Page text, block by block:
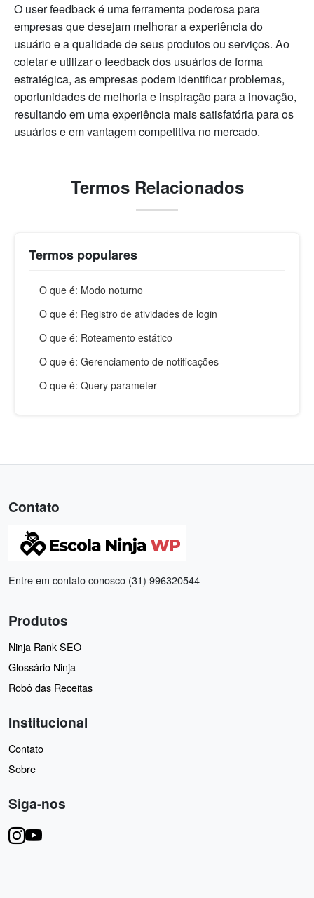
O user feedback é uma ferramenta poderosa para
empresas que desejam melhorar a experiência do
usuário e a qualidade de seus produtos ou serviços. Ao
coletar e utilizar o feedback dos usuários de forma
estratégica, as empresas podem identificar problemas,
oportunidades de melhoria e inspiração para a inovação,
resultando em uma experiência mais satisfatória para os
usuários e em vantagem competitiva no mercado.
Termos Relacionados
Termos populares
O que é: Modo noturno
O que é: Registro de atividades de login
O que é: Roteamento estático
O que é: Gerenciamento de notificações
O que é: Query parameter
Contato
Entre em contato conosco (31) 996320544
Produtos
Ninja Rank SEO
Glossário Ninja
Robô das Receitas
Institucional
Contato
Sobre
Siga-nos